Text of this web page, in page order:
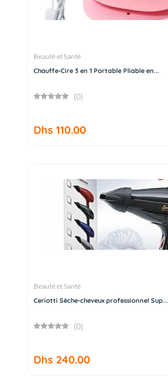
Beauté et Santé
Chauffe-Cire 3 en 1 Portable Pliable en...
(0)
Dhs 110.00
Beauté et Santé
Ceriotti Sèche-cheveux professionnel Sup...
(0)
Dhs 240.00